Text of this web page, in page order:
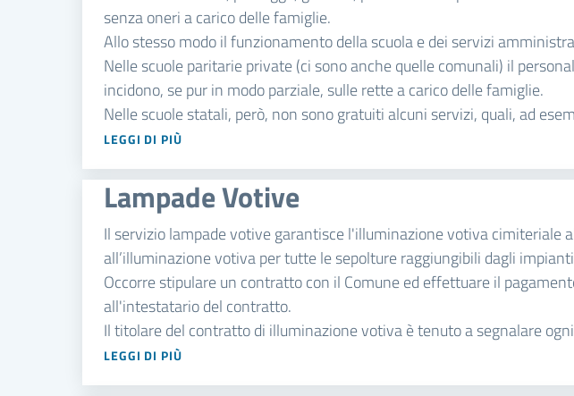
senza oneri a carico delle famiglie.
Allo stesso modo il funzionamento della scuola e dei servizi
Nelle scuole paritarie private (ci sono anche quelle comunali) il
incidono, se pur in modo parziale, sulle rette a carico delle famiglie.
Nelle scuole statali, però, non sono gratuiti alcuni servizi, quali, ad
LEGGI DI PIÙ
Lampade Votive
Il servizio lampade votive garantisce l'illuminazione votiva cimiteriale
all’illuminazione votiva per tutte le sepolture raggiungibili dagli
Occorre stipulare un contratto con il Comune ed effettuare il
all'intestatario del contratto.
Il titolare del contratto di illuminazione votiva è tenuto a segnalare
LEGGI DI PIÙ